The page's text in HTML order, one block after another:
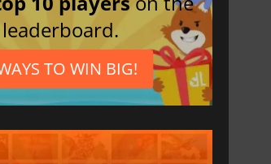
leaderboard.
TO WIN BIG!